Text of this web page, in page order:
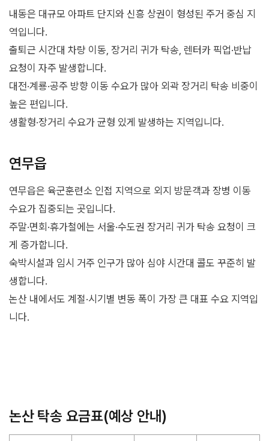
내동은 대규모 아파트 단지와 신흥 상권이 형성된 주거 중심 지
역입니다.
출퇴근 시간대 차량 이동, 장거리 귀가 탁송, 렌터카 픽업·반납
요청이 자주 발생합니다.
대전·계룡·공주 방향 이동 수요가 많아 외곽 장거리 탁송 비중이
높은 편입니다.
생활형·장거리 수요가 균형 있게 발생하는 지역입니다.
연무읍
연무읍은 육군훈련소 인접 지역으로 외지 방문객과 장병 이동
수요가 집중되는 곳입니다.
주말·면회·휴가철에는 서울·수도권 장거리 귀가 탁송 요청이 크
게 증가합니다.
숙박시설과 임시 거주 인구가 많아 심야 시간대 콜도 꾸준히 발
생합니다.
논산 내에서도 계절·시기별 변동 폭이 가장 큰 대표 수요 지역입
니다.
논산 탁송 요금표(예상 안내)